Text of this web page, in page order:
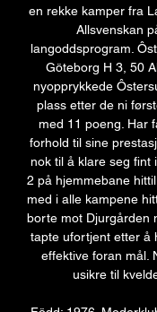
en rekke kamper fra
Allsvenskan
langoddsprogram.
Göteborg H 3, 50
nyopprykkede
plass etter de ni
med 11 poeng. Har
forhold til sine
nok til å klare seg fint
2 på hjemmebane
med i alle kampene
borte mot Djurgården
tapte ufortjent etter
effektive foran mål.
usikre til